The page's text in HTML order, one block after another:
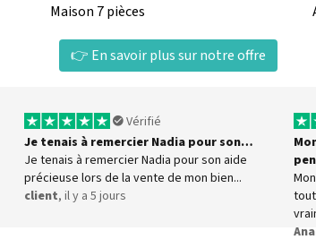
Maison 7 pièces
👉 En savoir plus sur notre offre
Vérifié
Je tenais à remercier Nadia pour son…
Je tenais à remercier Nadia pour son aide
précieuse lors de la vente de mon bien...
client, il y a 5 jours